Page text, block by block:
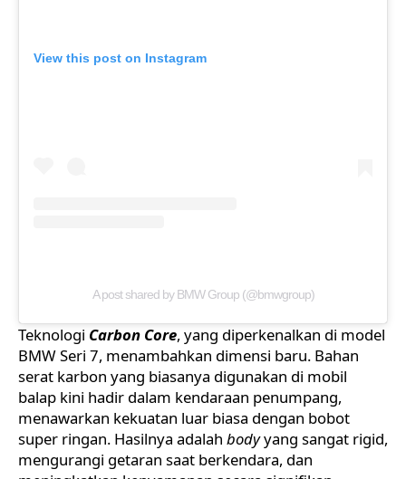
View this post on Instagram
A post shared by BMW Group (@bmwgroup)
Teknologi Carbon Core, yang diperkenalkan di model
BMW Seri 7, menambahkan dimensi baru. Bahan
serat karbon yang biasanya digunakan di mobil
balap kini hadir dalam kendaraan penumpang,
menawarkan kekuatan luar biasa dengan bobot
super ringan. Hasilnya adalah bodyyang sangat rigid,
mengurangi getaran saat berkendara, dan